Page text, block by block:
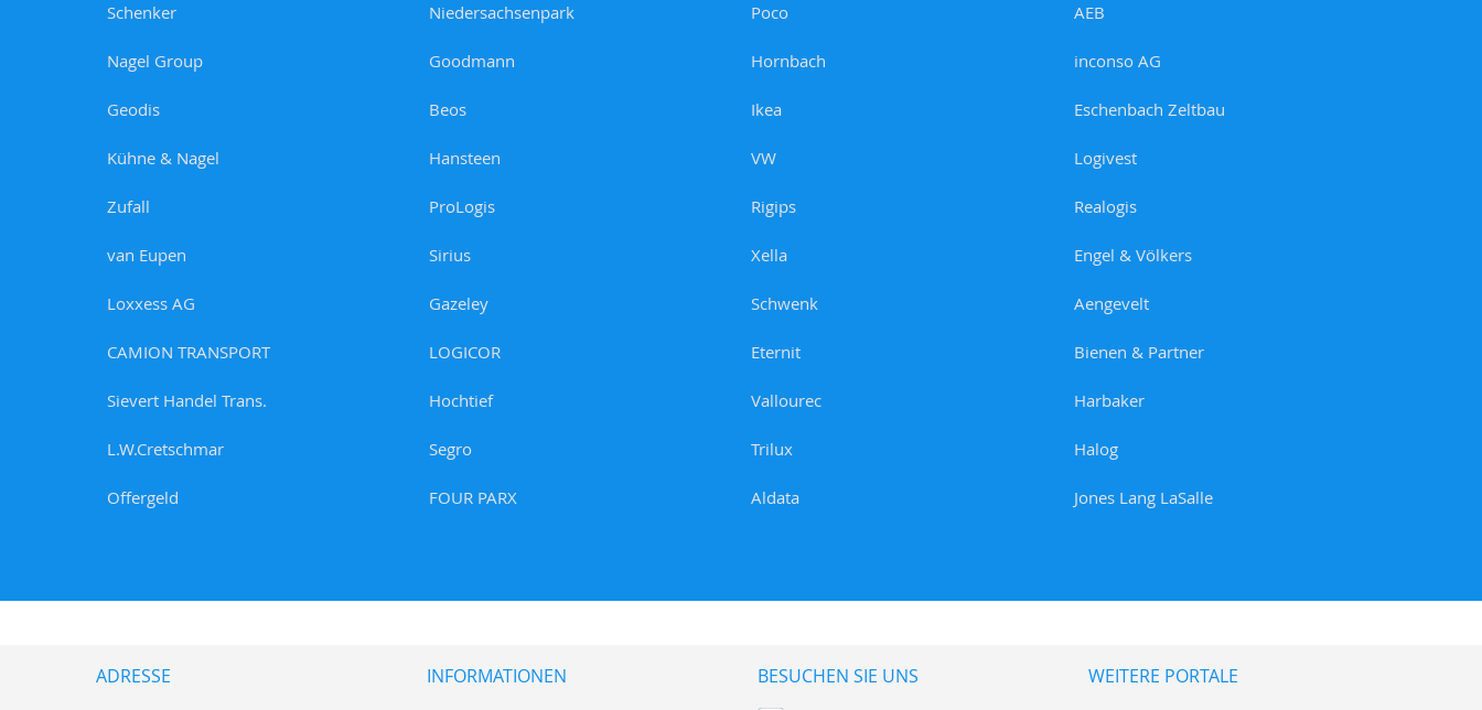
Schenker Niedersachsenpark Poco AEB
Nagel Group Goodmann Hornbach inconso AG
Geodis Beos Ikea Eschenbach Zeltbau
Kühne & Nagel Hansteen VW Logivest
Zufall ProLogis Rigips Realogis
van Eupen Sirius Xella Engel & Völkers
Loxxess AG Gazeley Schwenk Aengevelt
CAMION TRANSPORT LOGICOR Eternit Bienen & Partner
Sievert Handel Trans. Hochtief Vallourec Harbaker
L.W.Cretschmar Segro Trilux Halog
Offergeld FOUR PARX Aldata Jones Lang LaSalle
ADRESSE INFORMATIONEN BESUCHEN SIE UNS WEITERE PORTALE